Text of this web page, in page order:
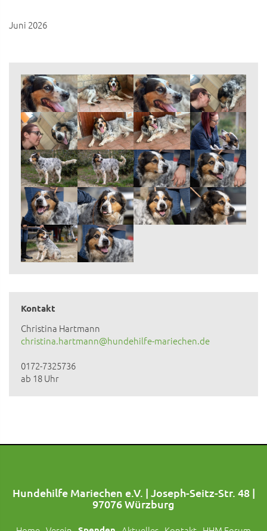
Juni 2026
Kontakt
Christina Hartmann
christina.hartmann@hundehilfe-mariechen.de
0172-7325736
ab 18 Uhr
Hundehilfe Mariechen e.V. | Joseph-Seitz-Str. 48 |
97076 Würzburg